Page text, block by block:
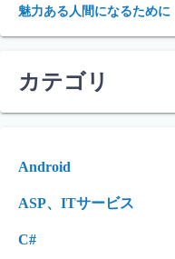
魅力ある人間になるために
カテゴリ
Android
ASP、ITサービス
C#